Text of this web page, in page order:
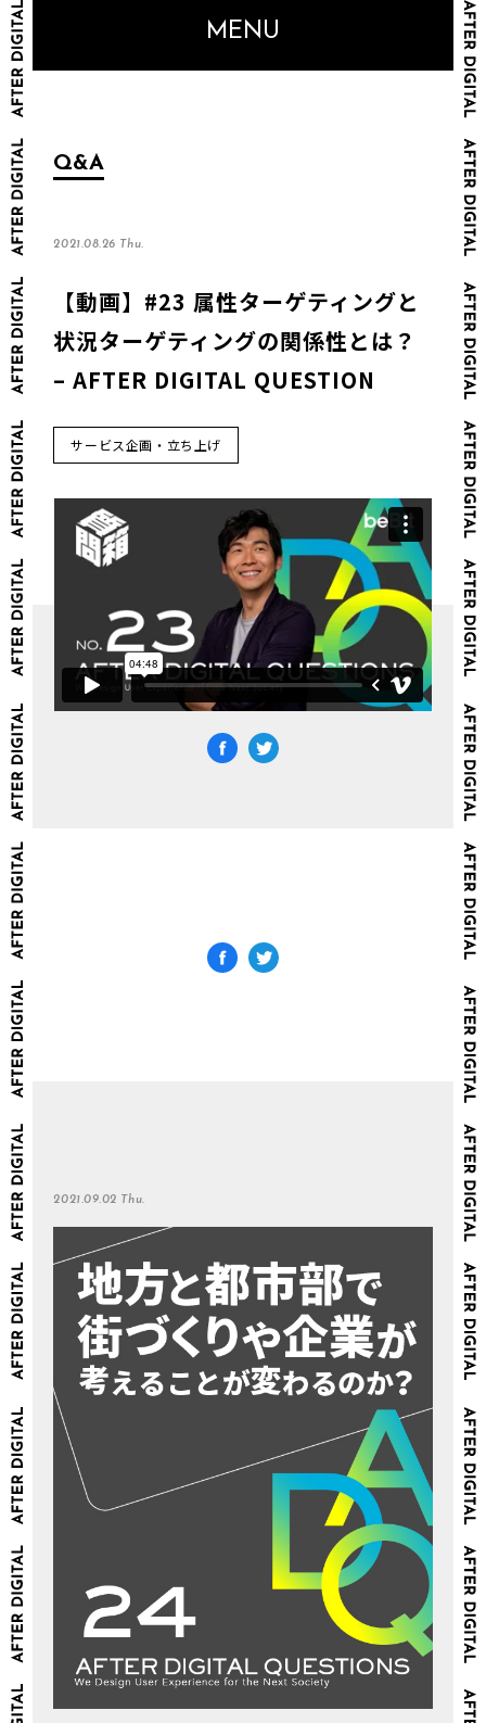
MENU
Q&A
2021.08.26 Thu.
【動画】#23 属性ターゲティングと
状況ターゲティングの関係性とは？
– AFTER DIGITAL QUESTION
サービス企画・立ち上げ
2021.09.02 Thu.